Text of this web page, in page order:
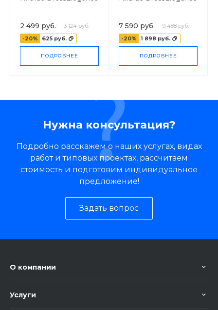
2 499 руб.
3 124 руб.
-20%
625 руб.
ПОДРОБНЕЕ
7 590 руб.
9 488 руб.
-20%
1 898 руб.
ПОДРОБНЕЕ
Нужна консультация?
Подробно расскажем о наших услугах, видах
работ и типовых проектах, рассчитаем
стоимость и подготовим индивидуальное
предложение!
Задать вопрос
О компании
Услуги